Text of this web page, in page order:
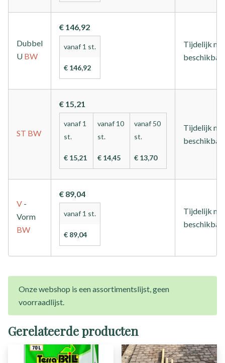
Dubbel
U BW
€ 146,92
vanaf 1 st.
€ 146,92
Tijdelijk
ST BW
€ 15,21
vanaf 1
st.
€ 15,21
vanaf 10
st.
€ 14,45
vanaf 50
st.
€ 13,70
Tijdelijk
V -
Vorm
BW
€ 89,04
vanaf 1 st.
€ 89,04
Tijdelijk
Onze webshop is een assortimentslijst, geen
voorraadlijst.
Gerelateerde producten